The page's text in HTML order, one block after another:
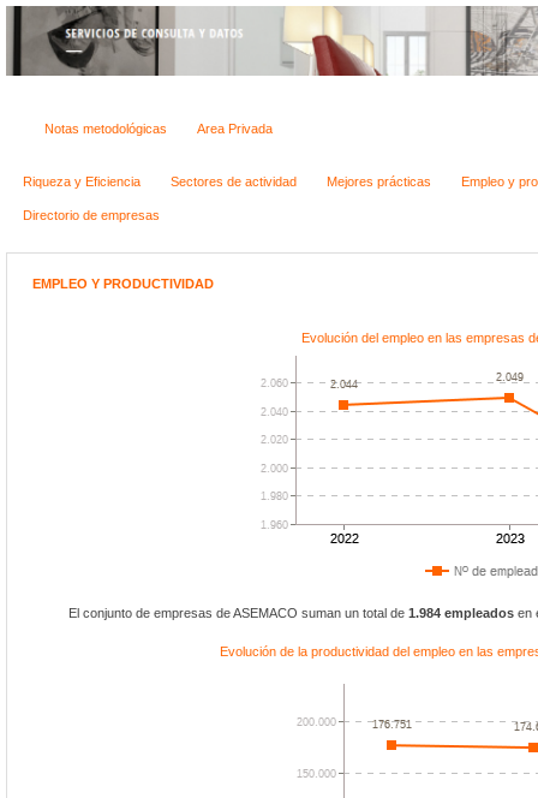
Notas metodológicas Area Privada
Riqueza y Eficiencia Sectores de actividad Mejores prácticas Empleo y
Directorio de empresas
EMPLEO Y PRODUCTIVIDAD
Evolución del empleo en las empresas de
El conjunto de empresas de ASEMACO suman un total de 1.984 empleados en
Evolución de la productividad del empleo en las